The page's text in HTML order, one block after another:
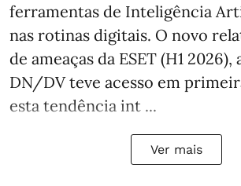
ferramentas de Inteligência
nas rotinas digitais. O novo
de ameaças da ESET (H1 2026),
DN/DV teve acesso em
esta tendência int ...
Ver mais